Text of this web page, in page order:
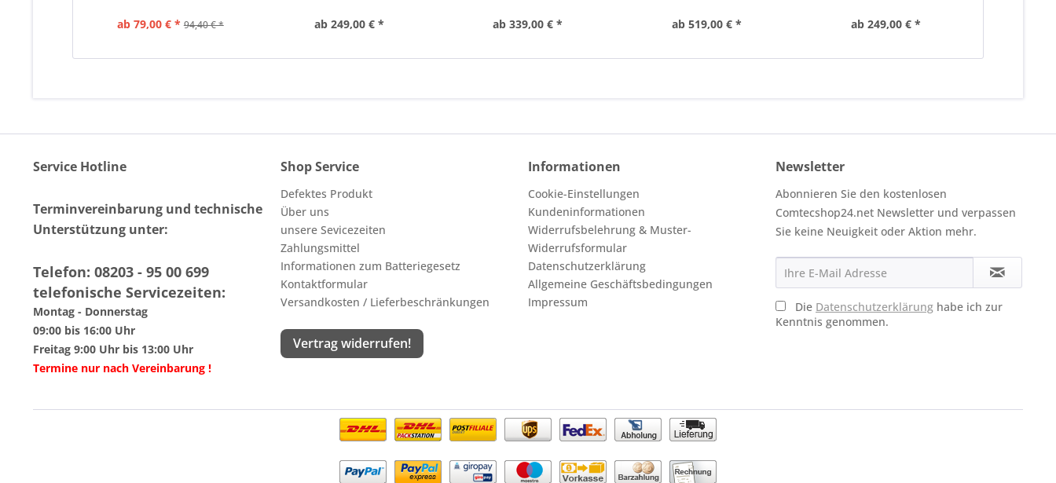
ab 79,00 € * 94,40 € * ab 249,00 € * ab 339,00 € * ab 519,00 € * ab 249,00 € *
Service Hotline
Terminvereinbarung und technische
Unterstützung unter:
Telefon: 08203 - 95 00 699
telefonische Servicezeiten:
Montag - Donnerstag
09:00 bis 16:00 Uhr
Freitag 9:00 Uhr bis 13:00 Uhr
Termine nur nach Vereinbarung !
Shop Service
Defektes Produkt
Über uns
unsere Sevicezeiten
Zahlungsmittel
Informationen zum Batteriegesetz
Kontaktformular
Versandkosten / Lieferbeschränkungen
Vertrag widerrufen!
Informationen
Cookie-Einstellungen
Kundeninformationen
Widerrufsbelehrung & Muster-
Widerrufsformular
Datenschutzerklärung
Allgemeine Geschäftsbedingungen
Impressum
Newsletter
Abonnieren Sie den kostenlosen
Comtecshop24.net Newsletter und verpassen
Sie keine Neuigkeit oder Aktion mehr.
Die Datenschutzerklärung habe ich zur
Kenntnis genommen.